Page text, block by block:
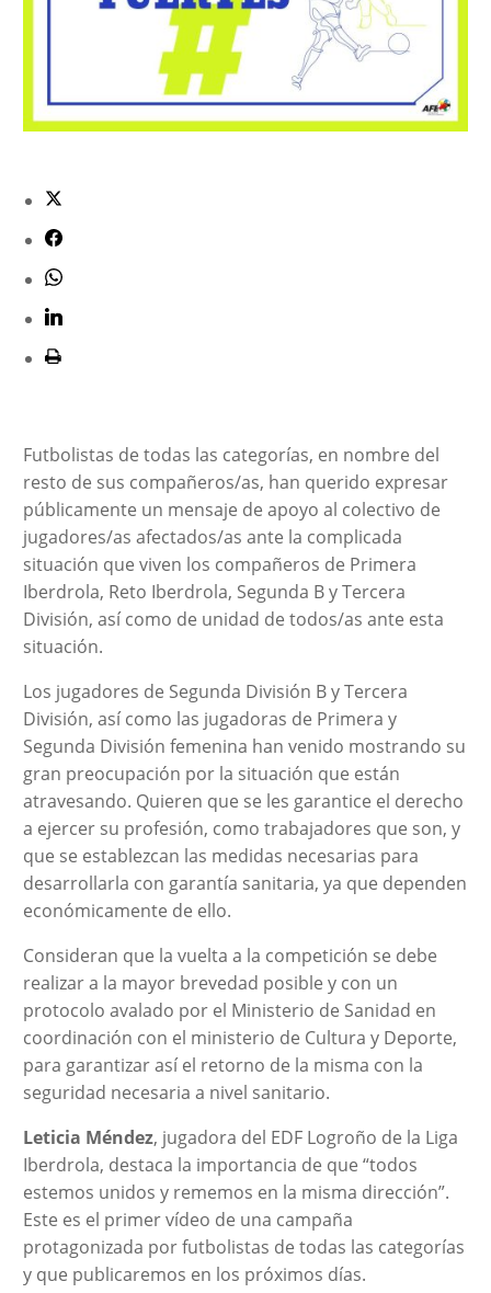
Futbolistas de todas las categorías, en nombre del
resto de sus compañeros/as, han querido expresar
públicamente un mensaje de apoyo al colectivo de
jugadores/as afectados/as ante la complicada
situación que viven los compañeros de Primera
Iberdrola, Reto Iberdrola, Segunda B y Tercera
División, así como de unidad de todos/as ante esta
situación.
Los jugadores de Segunda División B y Tercera
División, así como las jugadoras de Primera y
Segunda División femenina han venido mostrando su
gran preocupación por la situación que están
atravesando. Quieren que se les garantice el derecho
a ejercer su profesión, como trabajadores que son, y
que se establezcan las medidas necesarias para
desarrollarla con garantía sanitaria, ya que dependen
económicamente de ello.
Consideran que la vuelta a la competición se debe
realizar a la mayor brevedad posible y con un
protocolo avalado por el Ministerio de Sanidad en
coordinación con el ministerio de Cultura y Deporte,
para garantizar así el retorno de la misma con la
seguridad necesaria a nivel sanitario.
Leticia Méndez, jugadora del EDF Logroño de la Liga
Iberdrola, destaca la importancia de que “todos
estemos unidos y rememos en la misma dirección”.
Este es el primer vídeo de una campaña
protagonizada por futbolistas de todas las categorías
y que publicaremos en los próximos días.